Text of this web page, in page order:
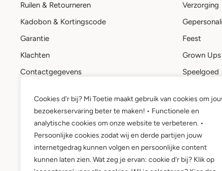
Cookies d'r bij? Mi Toetie maakt gebruik van cookies om
bezoekerservaring beter te maken! • Functionele en
analytische cookies om onze website te verbeteren. •
Persoonlijke cookies zodat wij en derde partijen jouw
internetgedrag kunnen volgen en persoonlijke content
kunnen laten zien. Wat zeg je ervan: cookie d'r bij? Klik op
Ruilen & Retourneren
Kadobon & Kortingscode
Garantie
Klachten
Contactgegevens
Mi Toetie account
Wie is Mi Toetie?
Verzorging
Feest
Grown Ups
Speelgoed